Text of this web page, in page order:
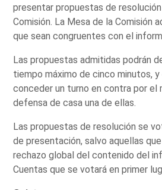
presentar propuestas de
Comisión. La Mesa de la Comisión
que sean congruentes con el
Las propuestas admitidas podrán
tiempo máximo de cinco minutos,
conceder un turno en contra por el
defensa de casa una de ellas.
Las propuestas de resolución se
de presentación, salvo aquellas
rechazo global del contenido del
Cuentas que se votará en primer